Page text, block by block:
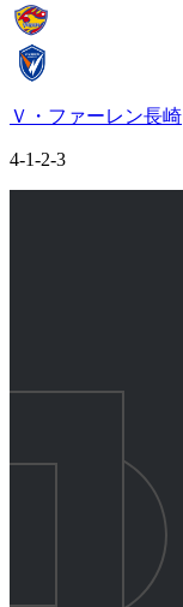
Ｖ・ファーレン長崎
4-1-2-3